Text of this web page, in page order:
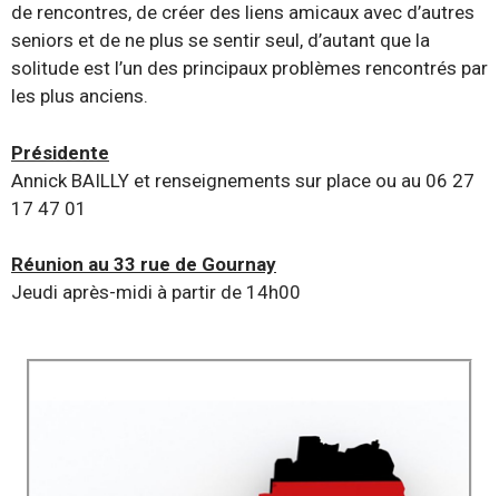
de rencontres, de créer des liens amicaux avec d’autres
seniors et de ne plus se sentir seul, d’autant que la
solitude est l’un des principaux problèmes rencontrés par
les plus anciens.
Présidente
Annick BAILLY et renseignements sur place ou au 06 27
17 47 01
Réunion au 33 rue de Gournay
Jeudi après-midi à partir de 14h00